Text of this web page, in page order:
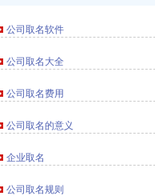
公司取名软件
公司取名大全
公司取名费用
公司取名的意义
企业取名
公司取名规则